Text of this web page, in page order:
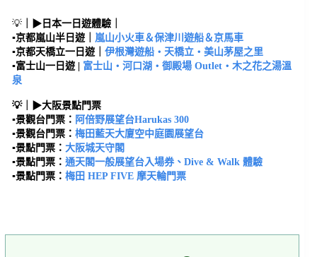
💡 ｜▶日本一日遊體驗｜
▪︎京都嵐山半日遊｜ 嵐山小火車＆保津川遊船＆京馬車
▪︎京都天橋立一日遊｜ 伊根灣遊船・天橋立・美山茅屋之里
▪︎富士山一日遊 | 富士山・河口湖・御殿場 Outlet・木之花之湯溫
泉
💡｜▶大阪景點門票
▪︎景觀台門票： 阿倍野展望台Harukas 300
▪︎景觀台門票： 梅田藍天大廈空中庭園展望台
▪︎景點門票： 大阪城天守閣
▪︎景點門票： 通天閣一般展望台入場券、Dive & Walk 體驗
▪︎景點門票： 梅田 HEP FIVE 摩天輪門票